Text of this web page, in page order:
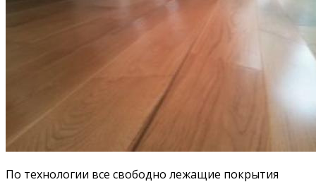
По технологии все свободно лежащие покрытия